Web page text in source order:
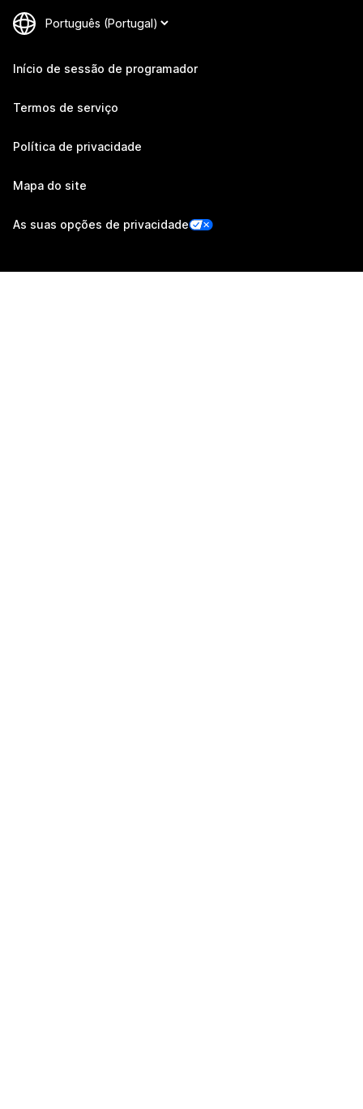
Início de sessão de programador
Termos de serviço
Política de privacidade
Mapa do site
As suas opções de privacidade